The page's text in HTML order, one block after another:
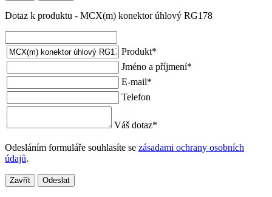
Dotaz k produktu - MCX(m) konektor úhlový RG178
Produkt*
Jméno a příjmení*
E-mail*
Telefon
Váš dotaz*
Odesláním formuláře souhlasíte se zásadami ochrany osobních
údajů.
Zavřít Odeslat